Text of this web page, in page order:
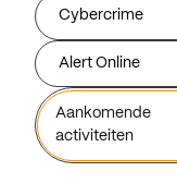
Cybercrime
Alert Online
Aankomende
activiteiten